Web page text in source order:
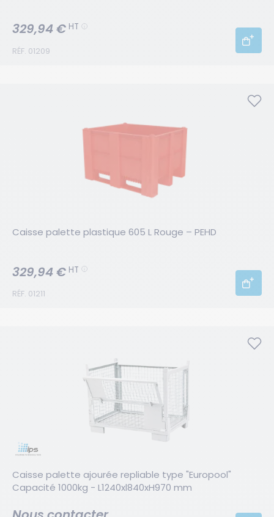
RÉF. 01209
329,94 € HT
Caisse palette plastique 605 L Rouge – PEHD
RÉF. 01211
329,94 € HT
Caisse palette ajourée repliable type "Europool"
Capacité 1000kg - L1240xl840xH970 mm